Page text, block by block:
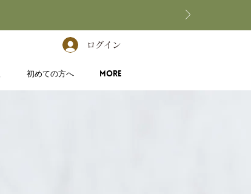
ログイン
初めての方へ More